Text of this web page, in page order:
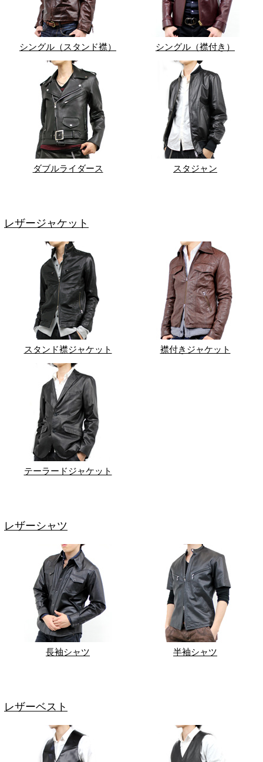
シングル（スタンド襟） シングル（襟付き）
ダブルライダース スタジャン
レザージャケット
スタンド襟ジャケット 襟付きジャケット
テーラードジャケット
レザーシャツ
長袖シャツ 半袖シャツ
レザーベスト